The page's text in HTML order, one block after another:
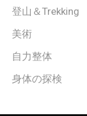
登山＆Trekking
美術
自力整体
身体の探検